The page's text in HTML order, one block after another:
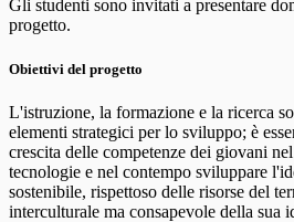
Gli studenti sono invitati a presentare
progetto.
Obiettivi del progetto
L'istruzione, la formazione e la ricerca
elementi strategici per lo sviluppo; è
crescita delle competenze dei giovani
tecnologie e nel contempo sviluppare
sostenibile, rispettoso delle risorse del
interculturale ma consapevole della sua